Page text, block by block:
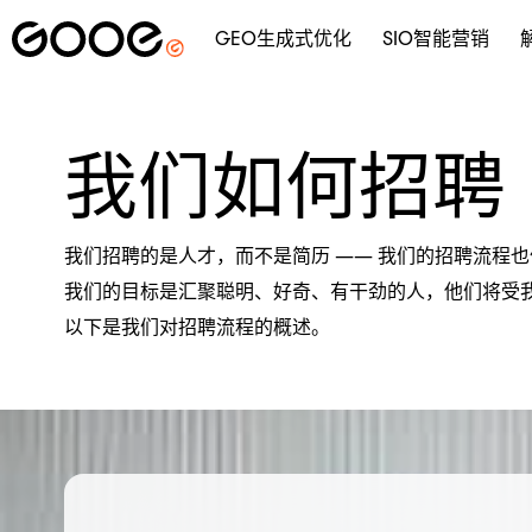
GEO生成式优化 SIO智能营销
我们如何招聘
我们招聘的是人才，而不是简历 —— 我们的招聘流程
我们的目标是汇聚聪明、好奇、有干劲的人，他们将
以下是我们对招聘流程的概述。